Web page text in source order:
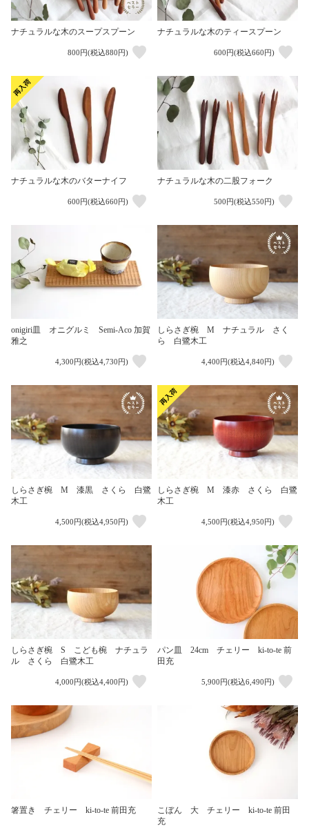
ナチュラルな木のスープスプーン
800円(税込880円)
ナチュラルな木のティースプーン
600円(税込660円)
ナチュラルな木のバターナイフ
600円(税込660円)
ナチュラルな木の二股フォーク
500円(税込550円)
onigiri皿 オニグルミ Semi-Aco 加賀
雅之
4,300円(税込4,730円)
しらさぎ椀 M ナチュラル さく
ら 白鷺木工
4,400円(税込4,840円)
しらさぎ椀 M 漆黒 さくら 白鷺
木工
4,500円(税込4,950円)
しらさぎ椀 M 漆赤 さくら 白鷺
木工
4,500円(税込4,950円)
しらさぎ椀 S こども椀 ナチュラ
ル さくら 白鷺木工
4,000円(税込4,400円)
パン皿 24cm チェリー ki-to-te 前
田充
5,900円(税込6,490円)
箸置き チェリー ki-to-te 前田充
こぼん 大 チェリー ki-to-te 前田
充